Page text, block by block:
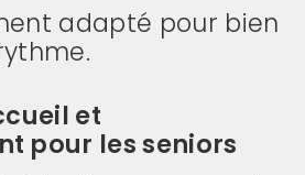
adapté pour bien
et
pour les seniors